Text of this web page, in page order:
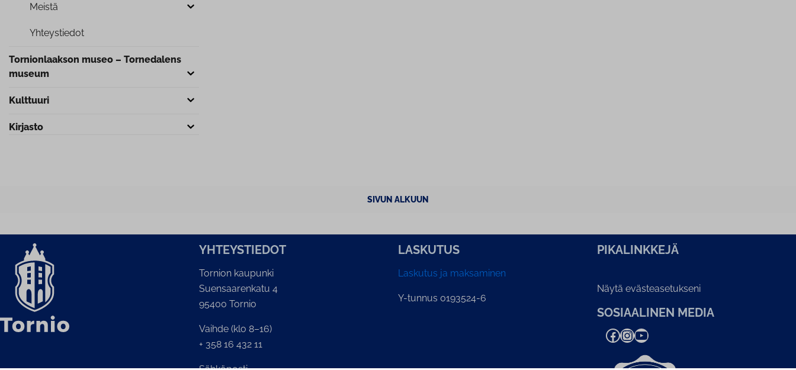
Meistä
Yh­teys­tie­dot
Tor­nion­laak­son museo – Tornedalens
museum
Kulttuuri
Kirjasto
SIVUN ALKUUN
YH­TEYS­TIE­DOT
Tornion kaupunki
Suensaarenkatu 4
95400 Tornio
Vaihde (klo 8–16)
+ 358 16 432 11
LASKUTUS
Laskutus ja maksaminen
Y-tunnus 0193524-6
PI­KA­LINK­KE­JÄ
Näytä evästeasetukseni
SOSIAALINEN MEDIA
Facebook InstagramYouTube